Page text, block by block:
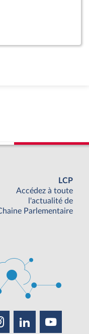
LCP
Accédez à toute
l'actualité de
Parlementaire